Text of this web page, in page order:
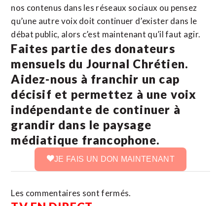
nos contenus dans les réseaux sociaux ou pensez
qu’une autre voix doit continuer d’exister dans le
débat public, alors c’est maintenant qu’il faut agir.
Faites partie des donateurs
mensuels du Journal Chrétien.
Aidez-nous à franchir un cap
décisif et permettez à une voix
indépendante de continuer à
grandir dans le paysage
médiatique francophone.
JE FAIS UN DON MAINTENANT
Les commentaires sont fermés.